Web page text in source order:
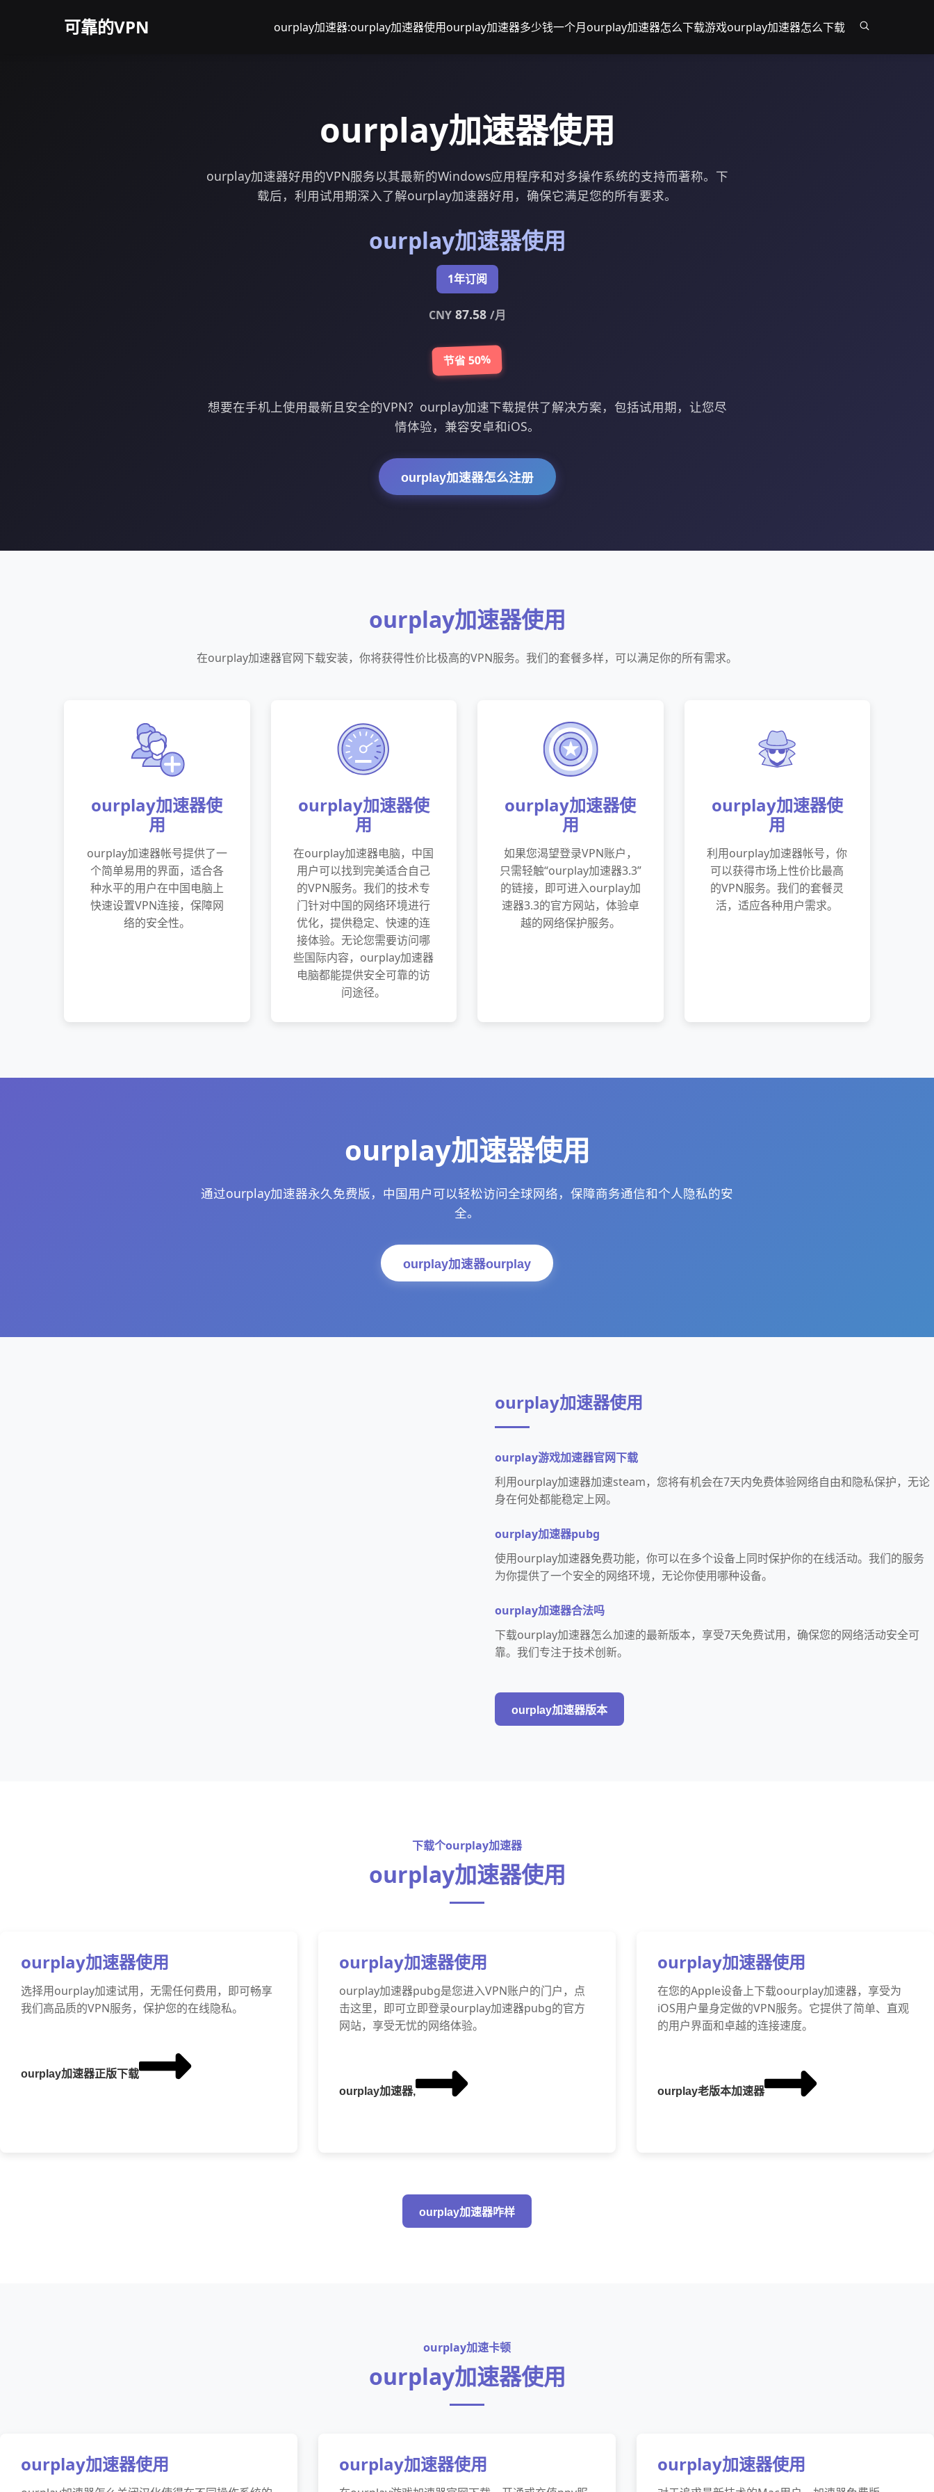
可靠的VPN ourplay加速器:ourplay加速器使用ourplay加速器多少钱一个月ourplay加速器怎么下载游戏ourplay加速器怎么下载
ourplay加速器使用
ourplay加速器好用的VPN服务以其最新的Windows应用程序和对多操作系统的支持而著称。下
载后，利用试用期深入了解ourplay加速器好用，确保它满足您的所有要求。
ourplay加速器使用
1年订阅
CNY87.58 /月
节省 50%
想要在手机上使用最新且安全的VPN？ourplay加速下载提供了解决方案，包括试用期，让您尽
情体验，兼容安卓和iOS。
ourplay加速器怎么注册
ourplay加速器使用
在ourplay加速器官网下载安装，你将获得性价比极高的VPN服务。我们的套餐多样，可以满足你的所有需求。
ourplay加速器使
用
ourplay加速器帐号提供了一
个简单易用的界面，适合各
种水平的用户在中国电脑上
快速设置VPN连接，保障网
络的安全性。
ourplay加速器使
用
在ourplay加速器电脑，中国
用户可以找到完美适合自己
的VPN服务。我们的技术专
门针对中国的网络环境进行
优化，提供稳定、快速的连
接体验。无论您需要访问哪
些国际内容，ourplay加速器
电脑都能提供安全可靠的访
问途径。
ourplay加速器使
用
如果您渴望登录VPN账户，
只需轻触“ourplay加速器3.3”
的链接，即可进入ourplay加
速器3.3的官方网站，体验卓
越的网络保护服务。
ourplay加速器使
用
利用ourplay加速器帐号，你
可以获得市场上性价比最高
的VPN服务。我们的套餐灵
活，适应各种用户需求。
ourplay加速器使用
通过ourplay加速器永久免费版，中国用户可以轻松访问全球网络，保障商务通信和个人隐私的安
全。
ourplay加速器ourplay
ourplay加速器使用
ourplay游戏加速器官网下载
利用ourplay加速器加速steam，您将有机会在7天内免费体验网络自由和隐私保护，无论
身在何处都能稳定上网。
ourplay加速器pubg
使用ourplay加速器免费功能，你可以在多个设备上同时保护你的在线活动。我们的服务
为你提供了一个安全的网络环境，无论你使用哪种设备。
ourplay加速器合法吗
下载ourplay加速器怎么加速的最新版本，享受7天免费试用，确保您的网络活动安全可
靠。我们专注于技术创新。
ourplay加速器版本
下载个ourplay加速器
ourplay加速器使用
ourplay加速器使用
选择用ourplay加速试用，无需任何费用，即可畅享
我们高品质的VPN服务，保护您的在线隐私。
ourplay加速器正版下载
ourplay加速器使用
ourplay加速器pubg是您进入VPN账户的门户，点
击这里，即可立即登录ourplay加速器pubg的官方
网站，享受无忧的网络体验。
ourplay加速器,
ourplay加速器使用
在您的Apple设备上下载oourplay加速器，享受为
iOS用户量身定做的VPN服务。它提供了简单、直观
的用户界面和卓越的连接速度。
ourplay老版本加速器
ourplay加速器咋样
ourplay加速卡顿
ourplay加速器使用
ourplay加速器使用 ourplay加速器使用 ourplay加速器使用